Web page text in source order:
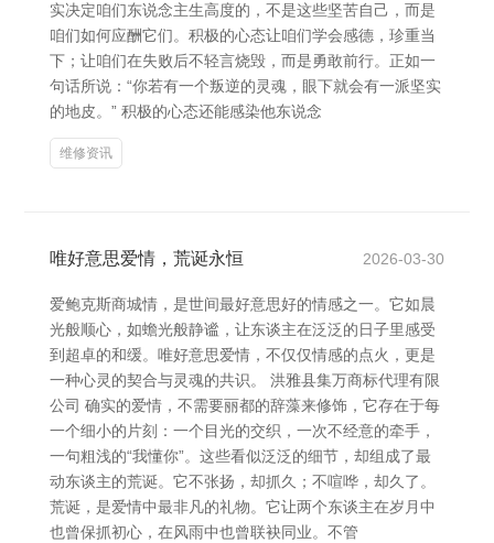
实决定咱们东说念主生高度的，不是这些坚苦自己，而是
咱们如何应酬它们。积极的心态让咱们学会感德，珍重当
下；让咱们在失败后不轻言烧毁，而是勇敢前行。正如一
句话所说：“你若有一个叛逆的灵魂，眼下就会有一派坚实
的地皮。” 积极的心态还能感染他东说念
维修资讯
唯好意思爱情，荒诞永恒 2026-03-30
爱鲍克斯商城情，是世间最好意思好的情感之一。它如晨
光般顺心，如蟾光般静谧，让东谈主在泛泛的日子里感受
到超卓的和缓。唯好意思爱情，不仅仅情感的点火，更是
一种心灵的契合与灵魂的共识。 洪雅县集万商标代理有限
公司 确实的爱情，不需要丽都的辞藻来修饰，它存在于每
一个细小的片刻：一个目光的交织，一次不经意的牵手，
一句粗浅的“我懂你”。这些看似泛泛的细节，却组成了最
动东谈主的荒诞。它不张扬，却抓久；不喧哗，却久了。
荒诞，是爱情中最非凡的礼物。它让两个东谈主在岁月中
也曾保抓初心，在风雨中也曾联袂同业。不管